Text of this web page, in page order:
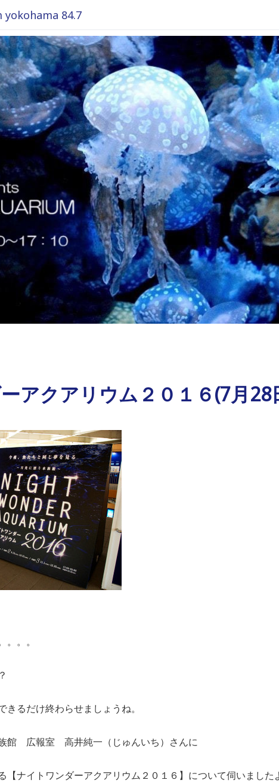
yokohama 84.7
アクアリウム２０１６(7月28
。。
るだけ終わらせましょうね。
館 広報室 高井純一（じゅんいち）さんに
【ナイトワンダーアクアリウム２０１６】について伺いました